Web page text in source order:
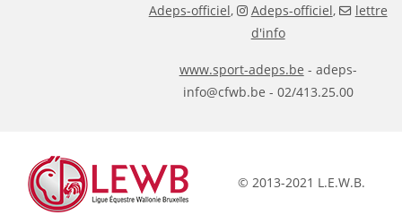
Adeps-officiel, Adeps-officiel,
lettre
d'info
www.sport-adeps.be - adeps-
info@cfwb.be - 02/413.25.00
© 2013-2021 L.E.W.B.